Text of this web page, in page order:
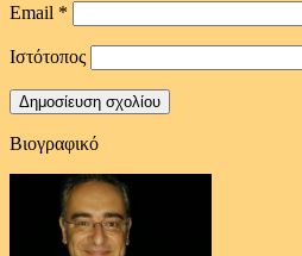
Email *
Ιστότοπος
Βιογραφικό